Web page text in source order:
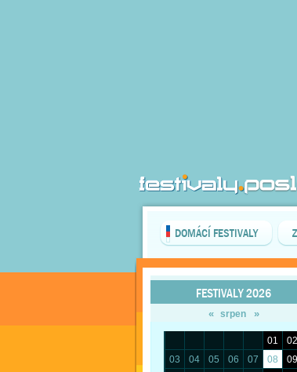
DOMÁCÍ FESTIVALY
FESTIVALY 2026
« srpen »
01
02
03
04 05 06 07 08
09